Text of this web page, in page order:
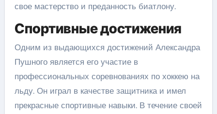
свое мастерство и преданность биатлону.
Спортивные достижения
Одним из выдающихся достижений Александра
Пушного является его участие в
профессиональных соревнованиях по хоккею на
льду. Он играл в качестве защитника и имел
прекрасные спортивные навыки. В течение своей